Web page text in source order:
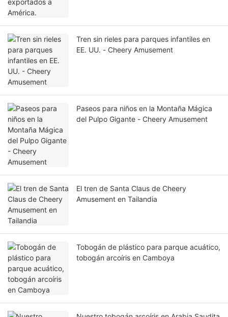
Tren sin rieles para parques infantiles en
EE. UU. - Cheery Amusement
Paseos para niños en la Montaña Mágica
del Pulpo Gigante - Cheery Amusement
El tren de Santa Claus de Cheery
Amusement en Tailandia
Tobogán de plástico para parque acuático,
tobogán arcoíris en Camboya